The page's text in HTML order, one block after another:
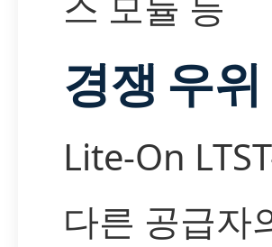
경쟁 우위
Lite-On
다른 공급자